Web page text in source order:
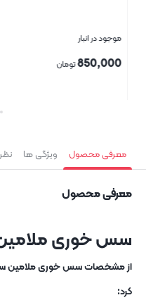
موجود در انبار
850,000تومان
معرفی محصول ویژگی ها
معرفی محصول
سس خوری ملامین
کرد: